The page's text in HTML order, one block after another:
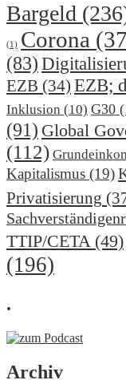
Bargeld
(1) Corona
(83)
EZB (34) EZB;
Inklusion (10) G30
(91) Global
(112)
Kapitalismus (19)
Privatisierung
TTIP/CETA(49)
(196)
.
Archiv